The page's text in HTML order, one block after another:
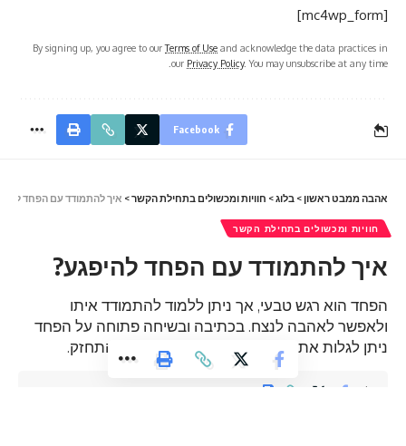
[mc4wp_form]
By signing up, you agree to ourTerms of Use and acknowledge the data practices in
our Privacy Policy. You may unsubscribe at any time.
Facebook
אהבה ממבט ראשון > בלוג> חוויות ומכשולים בתחילת הקשר> איך להתמודד עם הפחד
חוויות ומכשולים בתחילת הקשר
איך להתמודד עם הפחד להיפגע?
הפחד הוא רגש טבעי, אך ניתן ללמוד להתמודד איתו
ולאפשר לאהבה לנצח. בכתיבה ובשיחה פתוחה על הפחד
ניתן לגלות את הכוח שבכך להתחיל לרפא ולהתחזק.